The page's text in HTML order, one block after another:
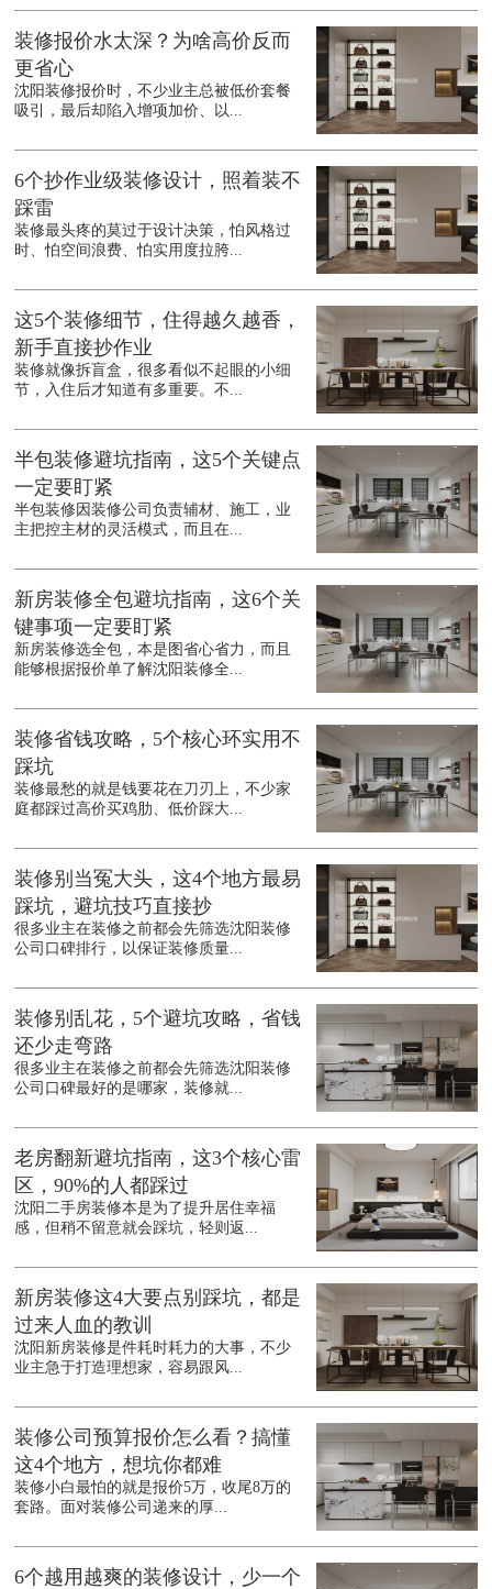
装修报价水太深？为啥高价反而
更省心
沈阳装修报价时，不少业主总被低价套餐
吸引，最后却陷入增项加价、以...
6个抄作业级装修设计，照着装不
踩雷
装修最头疼的莫过于设计决策，怕风格过
时、怕空间浪费、怕实用度拉胯...
这5个装修细节，住得越久越香，
新手直接抄作业
装修就像拆盲盒，很多看似不起眼的小细
节，入住后才知道有多重要。不...
半包装修避坑指南，这5个关键点
一定要盯紧
半包装修因装修公司负责辅材、施工，业
主把控主材的灵活模式，而且在...
新房装修全包避坑指南，这6个关
键事项一定要盯紧
新房装修选全包，本是图省心省力，而且
能够根据报价单了解沈阳装修全...
装修省钱攻略，5个核心环实用不
踩坑
装修最愁的就是钱要花在刀刃上，不少家
庭都踩过高价买鸡肋、低价踩大...
装修别当冤大头，这4个地方最易
踩坑，避坑技巧直接抄
很多业主在装修之前都会先筛选沈阳装修
公司口碑排行，以保证装修质量...
装修别乱花，5个避坑攻略，省钱
还少走弯路
很多业主在装修之前都会先筛选沈阳装修
公司口碑最好的是哪家，装修就...
老房翻新避坑指南，这3个核心雷
区，90%的人都踩过
沈阳二手房装修本是为了提升居住幸福
感，但稍不留意就会踩坑，轻则返...
新房装修这4大要点别踩坑，都是
过来人血的教训
沈阳新房装修是件耗时耗力的大事，不少
业主急于打造理想家，容易跟风...
装修公司预算报价怎么看？搞懂
这4个地方，想坑你都难
装修小白最怕的就是报价5万，收尾8万的
套路。面对装修公司递来的厚...
6个越用越爽的装修设计，少一个